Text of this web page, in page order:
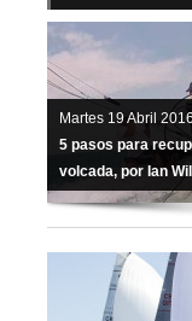
Martes 19 Abril 2016
5 pasos para
volcada, por Ian